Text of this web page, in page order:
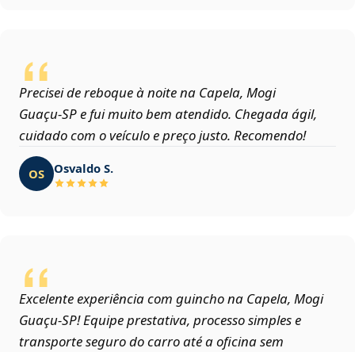
Precisei de reboque à noite na Capela, Mogi
Guaçu‑SP e fui muito bem atendido. Chegada ágil,
cuidado com o veículo e preço justo. Recomendo!
OS Osvaldo S.
Excelente experiência com guincho na Capela, Mogi
Guaçu‑SP! Equipe prestativa, processo simples e
transporte seguro do carro até a oficina sem